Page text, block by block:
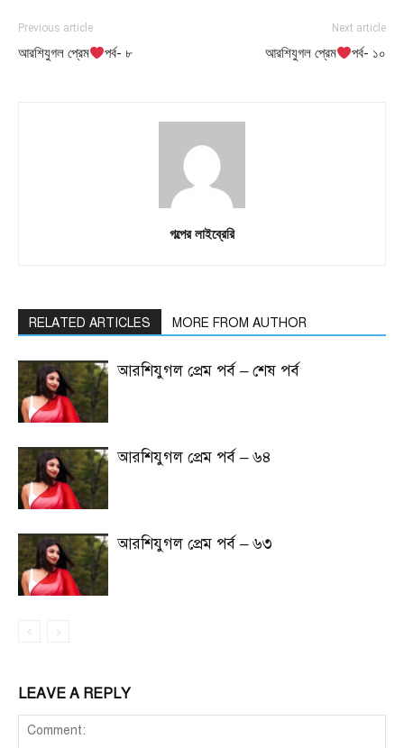
Previous article
আরশিযুগল প্রেম পর্ব- ৮
Next article
আরশিযুগল প্রেম পর্ব- ১০
গল্পের লাইব্রেরি
RELATED ARTICLES MORE FROM AUTHOR
আরশিযুগল প্রেম পর্ব – শেষ পর্ব
আরশিযুগল প্রেম পর্ব – ৬৪
আরশিযুগল প্রেম পর্ব – ৬৩
LEAVE A REPLY